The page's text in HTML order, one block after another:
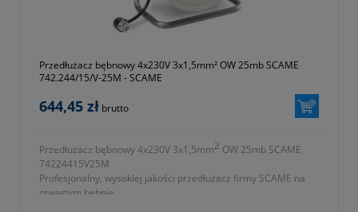
Przedłużacz bębnowy 4x230V 3x1,5mm² OW 25mb SCAME
742.244/15/V-25M - SCAME
644,45 zł brutto
Przedłużacz bębnowy 4x230V 3x1,5mm2 OW 25mb SCAME
74224415V25M
Profesjonalny, wysokiej jakości przedłużacz firmy SCAME na
otwartym bębnie.